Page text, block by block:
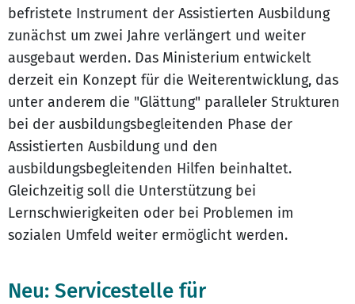
befristete Instrument der Assistierten Ausbildung
zunächst um zwei Jahre verlängert und weiter
ausgebaut werden. Das Ministerium entwickelt
derzeit ein Konzept für die Weiterentwicklung, das
unter anderem die "Glättung" paralleler Strukturen
bei der ausbildungsbegleitenden Phase der
Assistierten Ausbildung und den
ausbildungsbegleitenden Hilfen beinhaltet.
Gleichzeitig soll die Unterstützung bei
Lernschwierigkeiten oder bei Problemen im
sozialen Umfeld weiter ermöglicht werden.
Neu: Servicestelle für